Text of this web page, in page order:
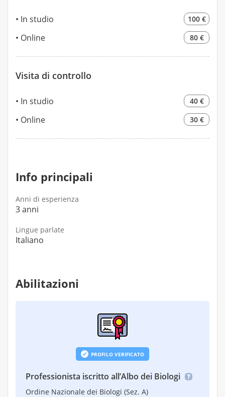
In studio 100 €
Online 80 €
Visita di controllo
In studio 40 €
Online 30 €
Info principali
Anni di esperienza
3 anni
Lingue parlate
Italiano
Abilitazioni
PROFILO VERIFICATO
Professionista iscritto all’Albo dei Biologi
Ordine Nazionale dei Biologi (Sez. A)